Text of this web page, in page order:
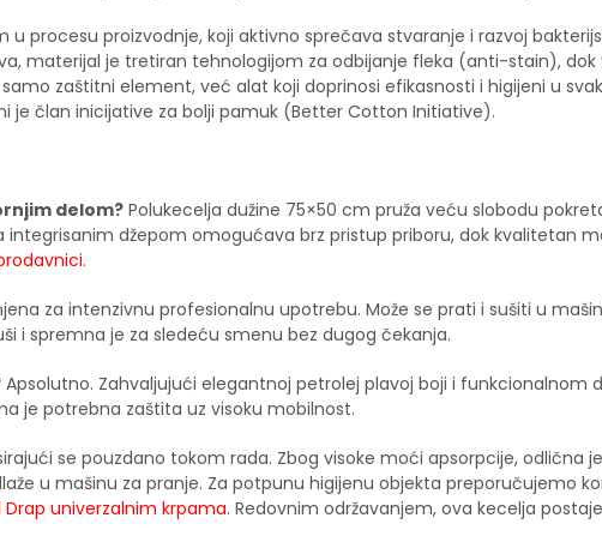
procesu proizvodnje, koji aktivno sprečava stvaranje i razvoj
materijal je tretiran tehnologijom za odbijanje fleka (anti-stain),
zaštitni element, već alat koji doprinosi efikasnosti i higijeni u
je član inicijative za bolji pamuk (Better Cotton Initiative).
delom?Polukecelja dužine 75×50 cm pruža veću slobodu
integrisanim džepom omogućava brz pristup priboru, dok kvalitetan
.
za intenzivnu profesionalnu upotrebu. Može se prati i sušiti u
i spremna je za sledeću smenu bez dugog čekanja.
Apsolutno. Zahvaljujući elegantnoj petrolej plavoj boji i funkcionalnom
je potrebna zaštita uz visoku mobilnost.
se pouzdano tokom rada. Zbog visoke moći apsorpcije, odlična
u mašinu za pranje. Za potpunu higijenu objekta preporučujemo
Drap univerzalnim krpama. Redovnim održavanjem, ova kecelja